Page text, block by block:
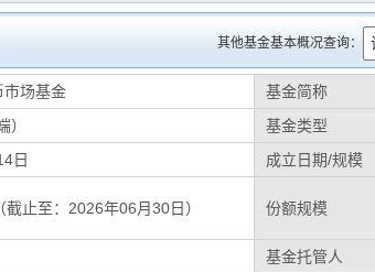
其他基金基本概况查询：
市场基金 基金简称
基金类型
日 成立日期/规模
止至：2026年06月30日） 份额规模
基金托管人